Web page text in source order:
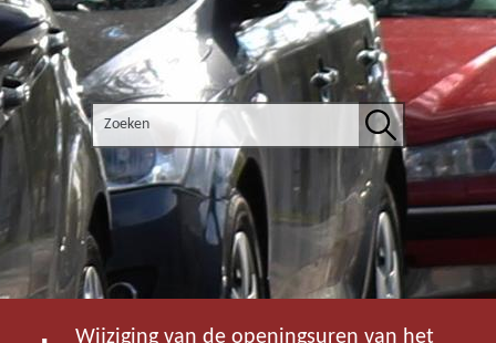
Search the site
Zoeken
Wijziging van de openingsuren van het